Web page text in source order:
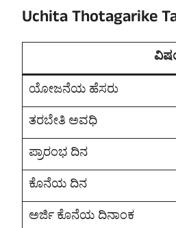
Uchita Thotagarike
ಯೋಜನೆಯ ಹೆಸರು
ತರಬೇತಿ ಅವಧಿ
ಪ್ರಾರಂಭ ದಿನ
ಕೊನೆಯ ದಿನ
ಅರ್ಜಿ ಕೊನೆಯ ದಿನಾಂಕ